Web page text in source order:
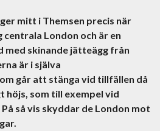
mitt i Themsen precis när
centrala London och är en
med skinande jätteägg från
är i själva
går att stänga vid tillfällen då
höjs, som till exempel vid
så vis skyddar de London mot